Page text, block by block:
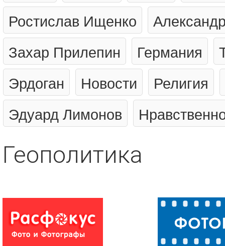
Ростислав Ищенко
Захар Прилепин
Германия
Эрдоган
Новости
Религия
Эдуард Лимонов
Геополитика